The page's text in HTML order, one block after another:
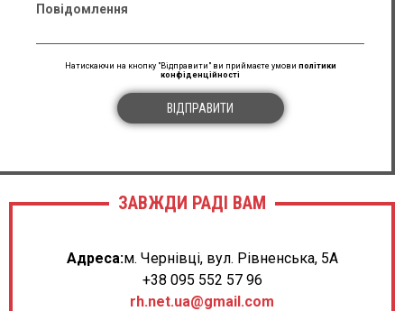
Повідомлення
Натискаючи на кнопку "Відправити" ви приймаєте умови політики
конфіденційності
ВІДПРАВИТИ
ЗАВЖДИ РАДІ ВАМ
Адреса:м. Чернівці, вул. Рівненська, 5А
+38 095 552 57 96
rh.net.ua@gmail.com